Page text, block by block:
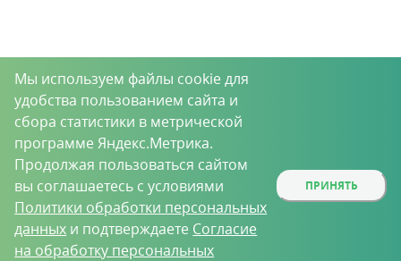
Мы используем файлы cookie для
удобства пользованием сайта и
сбора статистики в метрической
программе Яндекс.Метрика.
Продолжая пользоваться сайтом
вы соглашаетесь с условиями
Политики обработки персональных
данных и подтверждаете Согласие
на обработку персональных
ПРИНЯТЬ